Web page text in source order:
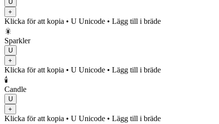
U
+
Klicka för att kopia • U Unicode • Lägg till i bräde
🎇
Sparkler
U
+
Klicka för att kopia • U Unicode • Lägg till i bräde
🕯️
Candle
U
+
Klicka för att kopia • U Unicode • Lägg till i bräde